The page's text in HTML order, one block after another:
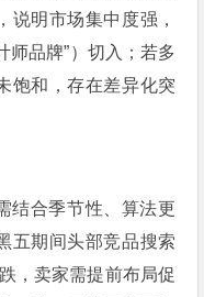
说明市场集中度强，
师品牌”）切入；若多
饱和，存在差异化突
结合季节性、算法更
五期间头部竞品搜索
，卖家需提前布局促